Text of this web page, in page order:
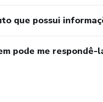
que possui
pode me respondê-